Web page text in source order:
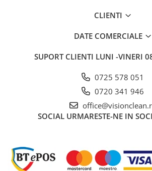
CLIENTI
DATE COMERCIALE
SUPORT CLIENTI LUNI -VINERI
0725 578 051
0720 341 946
SOCIAL URMARESTE-NE IN